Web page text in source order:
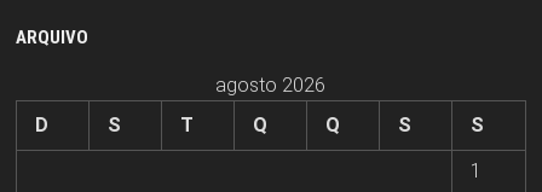
ARQUIVO
agosto 2026
D
S T Q Q S
S
1